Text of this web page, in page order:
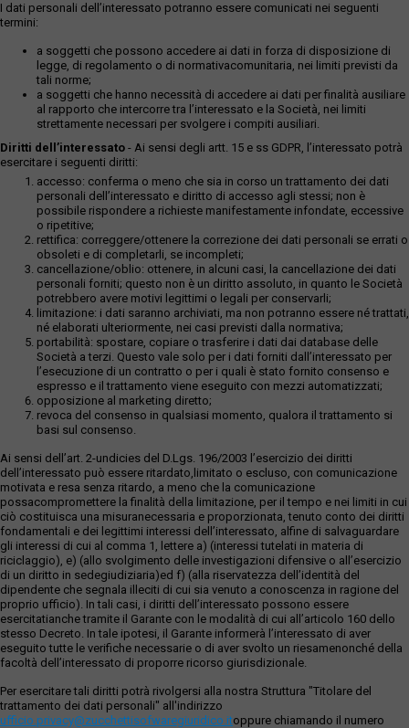
I dati personali dell’interessato potranno essere comunicati nei seguenti
termini:
a soggetti che possono accedere ai dati in forza di disposizione di
legge, di regolamento o di normativacomunitaria, nei limiti previsti da
tali norme;
a soggetti che hanno necessità di accedere ai dati per finalità ausiliare
al rapporto che intercorre tra l’interessato e la Società, nei limiti
strettamente necessari per svolgere i compiti ausiliari.
Diritti dell’interessato - Ai sensi degli artt. 15 e ss GDPR, l’interessato potrà
esercitare i seguenti diritti:
accesso: conferma o meno che sia in corso un trattamento dei dati
personali dell’interessato e diritto di accesso agli stessi; non è
possibile rispondere a richieste manifestamente infondate, eccessive
o ripetitive;
rettifica: correggere/ottenere la correzione dei dati personali se errati o
obsoleti e di completarli, se incompleti;
cancellazione/oblio: ottenere, in alcuni casi, la cancellazione dei dati
personali forniti; questo non è un diritto assoluto, in quanto le Società
potrebbero avere motivi legittimi o legali per conservarli;
limitazione: i dati saranno archiviati, ma non potranno essere né trattati,
né elaborati ulteriormente, nei casi previsti dalla normativa;
portabilità: spostare, copiare o trasferire i dati dai database delle
Società a terzi. Questo vale solo per i dati forniti dall’interessato per
l’esecuzione di un contratto o per i quali è stato fornito consenso e
espresso e il trattamento viene eseguito con mezzi automatizzati;
opposizione al marketing diretto;
revoca del consenso in qualsiasi momento, qualora il trattamento si
basi sul consenso.
Ai sensi dell’art. 2-undicies del D.Lgs. 196/2003 l’esercizio dei diritti
dell’interessato può essere ritardato,limitato o escluso, con comunicazione
motivata e resa senza ritardo, a meno che la comunicazione
possacompromettere la finalità della limitazione, per il tempo e nei limiti in cui
ciò costituisca una misuranecessaria e proporzionata, tenuto conto dei diritti
fondamentali e dei legittimi interessi dell’interessato, alfine di salvaguardare
gli interessi di cui al comma 1, lettere a) (interessi tutelati in materia di
riciclaggio), e) (allo svolgimento delle investigazioni difensive o all’esercizio
di un diritto in sedegiudiziaria)ed f) (alla riservatezza dell’identità del
dipendente che segnala illeciti di cui sia venuto a conoscenza in ragione del
proprio ufficio). In tali casi, i diritti dell’interessato possono essere
esercitatianche tramite il Garante con le modalità di cui all’articolo 160 dello
stesso Decreto. In tale ipotesi, il Garante informerà l’interessato di aver
eseguito tutte le verifiche necessarie o di aver svolto un riesamenonché della
facoltà dell’interessato di proporre ricorso giurisdizionale.
Per esercitare tali diritti potrà rivolgersi alla nostra Struttura "Titolare del
trattamento dei dati personali" all'indirizzo
ufficio.privacy@zucchettisofwaregiuridico.itoppure chiamando il numero